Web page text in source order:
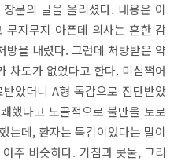
문의 글을 올리셨다. 내용은 이
무지무지 아픈데 의사는 흔한 감
방을 내렸다. 그런데 처방받은 약
차도가 없었다고 한다. 미심쩍어
았더니 A형 독감으로 진단받았
했다고 노골적으로 불만을 토로
는데, 환자는 독감이었다는 말이
주 비슷하다. 기침과 콧물, 그리